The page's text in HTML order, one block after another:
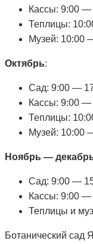
Кассы: 9:00 —
Теплицы:
Музей: 10:00
Октябрь:
Сад: 9:00 —
Кассы: 9:00 —
Теплицы:
Музей: 10:00
Ноябрь —
Сад: 9:00 —
Кассы: 9:00 —
Теплицы и
Ботанический сад